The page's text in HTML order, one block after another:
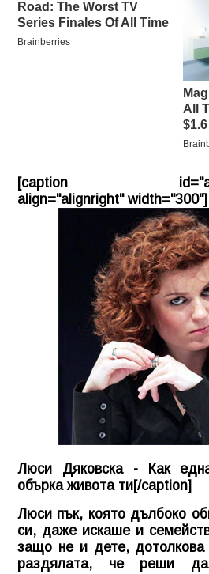
[caption
align="alignright" width="300"]
Люси Дяковска - Как
обърка живота ти[/caption]
Люси пък, която дълбоко
си, даже искаше и
защо не и дете,
раздялата, че реши да